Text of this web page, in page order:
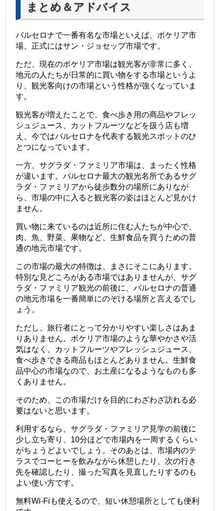
まとめ＆アドバイス
バルセロナで一番有名な市場といえば、ボケリア市
場、正式にはサン・ジョセップ市場です。
ただ、現在のボケリア市場は観光客が非常に多く、
地元の人たちが日常的に買い物をする市場というよ
り、観光客向けの市場という性格が強くなっていま
す。
観光客が増えたことで、食べ歩き用の商品やフレッ
シュジュース、カットフルーツなどを扱う店も増
え、今ではバルセロナを代表する観光スポットのひ
とつになっています。
一方、サグラダ・ファミリア市場は、まったく性格
が違います。バルセロナ最大の観光名所であるサグ
ラダ・ファミリアから徒歩数分の場所にありなが
ら、市場の中に入ると観光客の姿はほとんど見かけ
ません。
買い物に来ているのは近所に住む人たちが中心で、
肉、魚、野菜、果物など、生鮮食品を買うための普
通の地元市場です。
この市場の最大の特徴は、まさにそこにあります。
特別な見どころがある市場ではありませんが、サグ
ラダ・ファミリア観光の前後に、バルセロナの普通
の地元市場を一番簡単にのぞける場所と言えるでし
ょう。
ただし、旅行者にとって分かりやすい楽しさはあま
りありません。ボケリア市場のような華やかさや活
気はなく、カットフルーツやフレッシュジュース、
食べ歩きできる商品もほとんどありません。生鮮食
品中心の市場なので、お土産になるようなものも多
くありません。
そのため、この市場だけを目的にわざわざ訪れる必
要はないと思います。
利用するなら、サグラダ・ファミリア見学の前後に
少し立ち寄り、10分ほどで市場内を一周するくらい
がちょうどよいでしょう。そのあとは、市場内のテ
ラスでコーヒーを飲みながら休憩したり、次の行き
先を確認したり、撮った写真を見直したりするのも
よい使い方です。
無料Wi-Fiも使えるので、短い休憩場所としても便利